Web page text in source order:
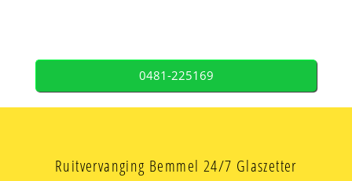
0481-225169
Ruitvervanging Bemmel 24/7 Glaszetter